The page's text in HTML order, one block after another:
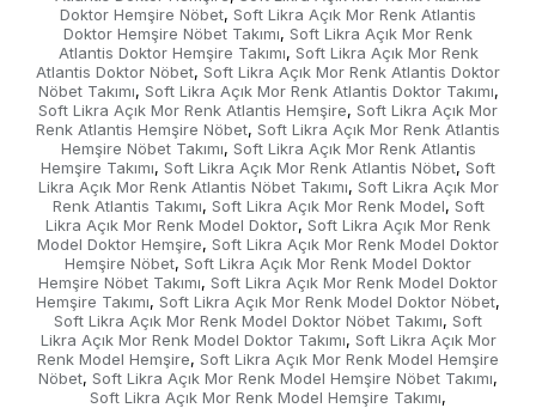
Doktor Hemşire Nöbet, Soft Likra Açık Mor Renk Atlantis
Doktor Hemşire Nöbet Takımı, Soft Likra Açık Mor Renk
Atlantis Doktor Hemşire Takımı, Soft Likra Açık Mor Renk
Atlantis Doktor Nöbet, Soft Likra Açık Mor Renk Atlantis Doktor
Nöbet Takımı, Soft Likra Açık Mor Renk Atlantis Doktor Takımı,
Soft Likra Açık Mor Renk Atlantis Hemşire, Soft Likra Açık Mor
Renk Atlantis Hemşire Nöbet, Soft Likra Açık Mor Renk Atlantis
Hemşire Nöbet Takımı, Soft Likra Açık Mor Renk Atlantis
Hemşire Takımı, Soft Likra Açık Mor Renk Atlantis Nöbet, Soft
Likra Açık Mor Renk Atlantis Nöbet Takımı, Soft Likra Açık Mor
Renk Atlantis Takımı, Soft Likra Açık Mor Renk Model, Soft
Likra Açık Mor Renk Model Doktor, Soft Likra Açık Mor Renk
Model Doktor Hemşire, Soft Likra Açık Mor Renk Model Doktor
Hemşire Nöbet, Soft Likra Açık Mor Renk Model Doktor
Hemşire Nöbet Takımı, Soft Likra Açık Mor Renk Model Doktor
Hemşire Takımı, Soft Likra Açık Mor Renk Model Doktor Nöbet,
Soft Likra Açık Mor Renk Model Doktor Nöbet Takımı, Soft
Likra Açık Mor Renk Model Doktor Takımı, Soft Likra Açık Mor
Renk Model Hemşire, Soft Likra Açık Mor Renk Model Hemşire
Nöbet, Soft Likra Açık Mor Renk Model Hemşire Nöbet Takımı,
Soft Likra Açık Mor Renk Model Hemşire Takımı,